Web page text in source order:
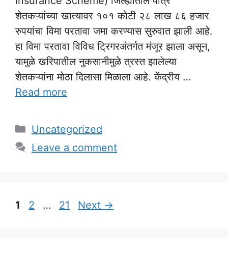
शेतकऱ्यांच्या खात्यावर १०१ कोटी २८ लाख ८६ हजार
रुपयांचा विमा परतावा जमा करण्यास सुरुवात झाली आहे.
हा विमा परतावा विविध ट्रिगरअंतर्गत मंजूर झाला असून,
यामुळे खरिपातील नुकसानीमुळे त्रस्त झालेल्या
शेतकऱ्यांना मोठा दिलासा मिळाला आहे. केंद्रीय …
Read more
Categories
Uncategorized
Leave a comment
Page
1 Page
2 … Page
21 Next →